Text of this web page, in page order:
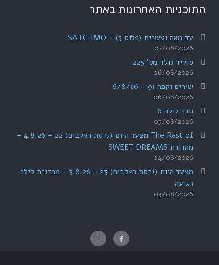
התוכניות האחרונות באתר
עד מאה ועשרים (פלוס 5) – SATCHMO
07/08/2026
סוליד גולד מס' 225
06/08/2026
שירים וקפה 91 – 6/8/26
06/08/2026
תדר לילה 6
05/08/2026
The Rest of מצעד היום (גרסת האלבום) 22 – 4.8.26 –
מהדורת SWEET DREAMS
04/08/2026
מצעד היום (גרסת האלבום) 23 – 3.8.26 – מהדורת לילה
רגועה
03/08/2026